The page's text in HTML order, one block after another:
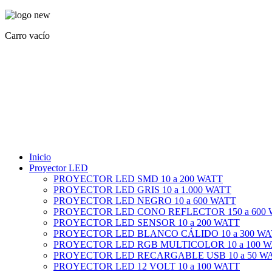
Carro vacío
Inicio
Proyector LED
PROYECTOR LED SMD 10 a 200 WATT
PROYECTOR LED GRIS 10 a 1.000 WATT
PROYECTOR LED NEGRO 10 a 600 WATT
PROYECTOR LED CONO REFLECTOR 150 a 600
PROYECTOR LED SENSOR 10 a 200 WATT
PROYECTOR LED BLANCO CÁLIDO 10 a 300
PROYECTOR LED RGB MULTICOLOR 10 a 100
PROYECTOR LED RECARGABLE USB 10 a 50
PROYECTOR LED 12 VOLT 10 a 100 WATT